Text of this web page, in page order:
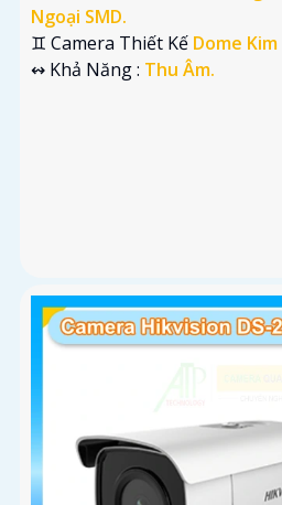
Ngoại SMD.
♊ Camera Thiết Kế Dome
️↭ Khả Năng : Thu Âm.